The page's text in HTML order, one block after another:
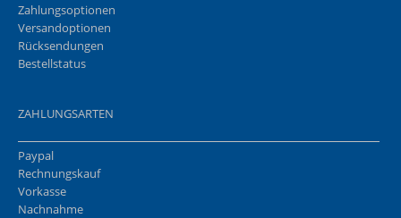
Zahlungsoptionen
Versandoptionen
Rücksendungen
Bestellstatus
ZAHLUNGSARTEN
Paypal
Rechnungskauf
Vorkasse
Nachnahme